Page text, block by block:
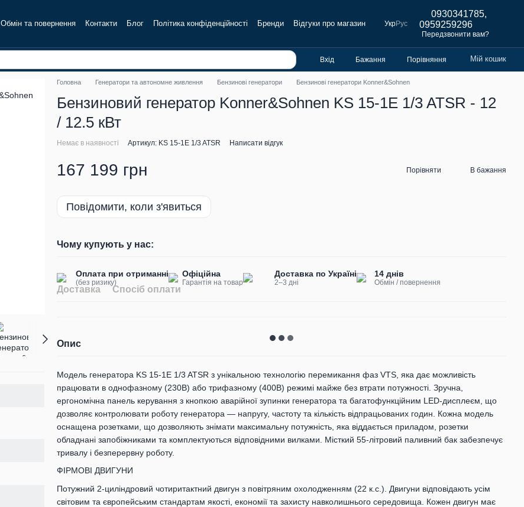
Обмін та повернення Контакти Блог Політика конфіденційності Бренди Відгуки про магазин УкрРус
0930341785,
0959259296
Передзвонити вам?
Вхід Бажання Порівняння Мій кошик
Головна Генератори та автономне живлення Бензинові генератори Бензинові генератори Konner&Sohnen
Бензиновий генератор Konner&Sohnen KS 15-1E 1/3 ATSR - 12
/ 12.5 кВт
Немає в наявності Артикул: KS 15-1E 1/3 ATSR Написати відгук
167 199 грн Порівняти В бажання
Повідомити, коли з'явиться
Чому купують у нас:
Оплата при отриманні
(без ризику)
Офіційна
Гарантія на товар
Доставка по Україні
2–3 дні
14 днів
Обмін / повернення
Доставка Спосіб оплати
Опис
Модель генератора KS 15-1E 1/3 ATSR з унікальною технологію перемикання фаз VTS, яка дає можливість
працювати в однофазному (230В) або трифазному (400В) режимі майже без втрати потужності. Зручна,
ергономічна панель керування з кнопкою аварійної зупинки генератора та багатофункційним LED-дисплеєм, що
дозволяє контролювати роботу генератора — напругу, частоту та кількість відпрацьованих годин. Кожна модель
оснащена розетками, що дозволяють знімати максимальну потужність, яка віддається приладом, розетки
обладнані запобіжниками та комплектуються відповідними вилками. Місткий 55-літровий паливний бак забезпечує
тривалу і безперервну роботу.
ФІРМОВІ ДВИГУНИ
Потужний 2-циліндровий чотиритактний двигун з повітряним охолодженням (22 к.с.). Двигуни відповідають усім
світовим та європейським стандартам якості, економії та захисту навколишнього середовища. Кожен двигун має